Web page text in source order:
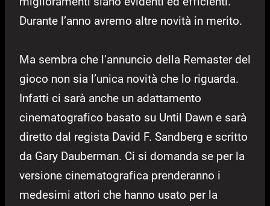
Durante l’anno avremo altre novità in merito.
Ma sembra che l’annuncio della Remaster del
gioco non sia l’unica novità che lo riguarda.
Infatti ci sarà anche un adattamento
cinematografico basato su Until Dawn e sarà
diretto dal regista David F. Sandberg e scritto
da Gary Dauberman. Ci si domanda se per la
versione cinematografica prenderanno i
medesimi attori che hanno usato per la